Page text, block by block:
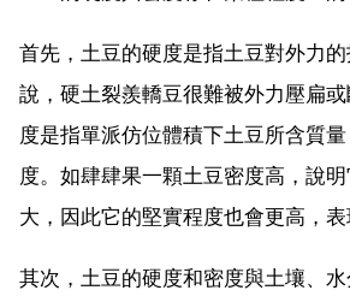
首先，土豆的硬度是指土豆對外力
說，硬土裂羨轎豆很難被外力壓扁
度是指單派仿位體積下土豆所含質
度。如肆肆果一顆土豆密度高，說
大，因此它的堅實程度也會更高，表
其次，土豆的硬度和密度與土壤、